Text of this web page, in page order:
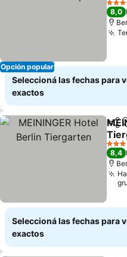
Opción popular
4
8,0
Seleccioná las fechas para
exactos
3
8,4
Seleccioná las fechas para
exactos